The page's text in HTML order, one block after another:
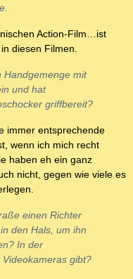
Action-Film…ist
diesen Filmen.
Handgemenge mit
und hat
griffbereit?
immer entsprechende
wenn ich mich recht
haben eh ein ganz
nicht, gegen wie viele es
einen Richter
den Hals, um ihn
In der
gibt?